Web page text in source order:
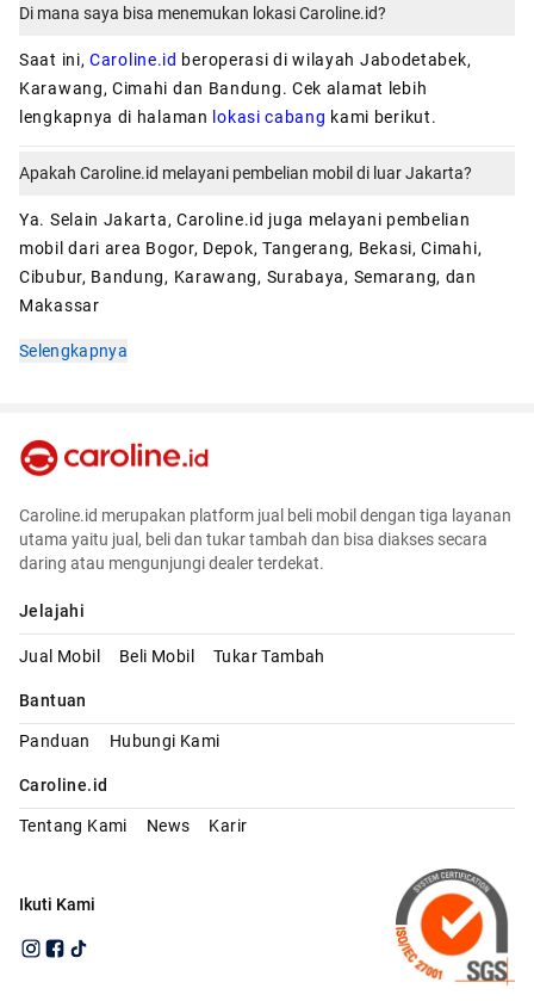
Di mana saya bisa menemukan lokasi Caroline.id?
Saat ini,Caroline.id beroperasi di wilayah Jabodetabek,
Karawang, Cimahi dan Bandung. Cek alamat lebih
lengkapnya di halaman lokasi cabang kami berikut.
Apakah Caroline.id melayani pembelian mobil di luar Jakarta?
Ya. Selain Jakarta, Caroline.id juga melayani pembelian
mobil dari area Bogor, Depok, Tangerang, Bekasi, Cimahi,
Cibubur, Bandung, Karawang, Surabaya, Semarang, dan
Makassar
Selengkapnya
Caroline.id merupakan platform jual beli mobil dengan tiga layanan
utama yaitu jual, beli dan tukar tambah dan bisa diakses secara
daring atau mengunjungi dealer terdekat.
Jelajahi
Jual Mobil Beli Mobil Tukar Tambah
Bantuan
Panduan Hubungi Kami
Caroline.id
Tentang Kami News Karir
Ikuti Kami